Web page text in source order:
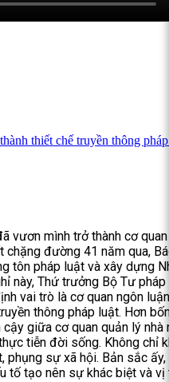
thiết chế truyền thông
vươn mình trở thành cơ
chặng đường 41 năm qua,
tôn pháp luật và xây dựng
này, Thứ trưởng Bộ Tư pháp
vai trò là cơ quan ngôn
thông pháp luật. Hơn
giữa cơ quan quản lý nhà
tiễn đời sống. Không chỉ
phụng sự xã hội. Bản sắc
tố tạo nên sự khác biệt và vị